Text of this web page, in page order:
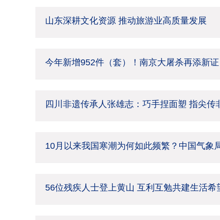
山东深耕文化资源 推动旅游业高质量发展
今年新增952件（套）！南京大屠杀再添新证
四川非遗传承人张雄志：巧手捏面塑 指尖传
10月以来我国寒潮为何如此频繁？中国气象
56位残疾人士登上黄山 互利互勉共建生活希